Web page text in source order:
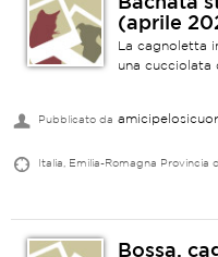
(aprile
La cagnoletta
una cucciolata
Pubblicato da
Italia, Emilia-Romagna Provincia
Bossa,